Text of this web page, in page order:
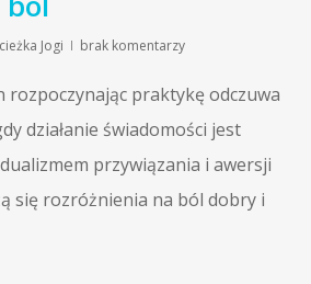
Jogi brak komentarzy
rozpoczynając praktykę odczuwa
działanie świadomości jest
przywiązania i awersji
się rozróżnienia na ból dobry i